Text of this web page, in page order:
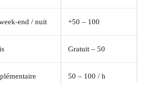
end / nuit +50 – 100
Gratuit – 50
50 – 100 / h